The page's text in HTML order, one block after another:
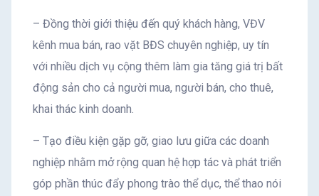
– Đồng thời giới thiệu đến quý khách hàng, VĐV
kênh mua bán, rao vặt BĐS chuyên nghiệp, uy tín
với nhiều dịch vụ cộng thêm làm gia tăng giá trị bất
động sản cho cả người mua, người bán, cho thuê,
khai thác kinh doanh.
– Tạo điều kiện gặp gỡ, giao lưu giữa các doanh
nghiệp nhằm mở rộng quan hệ hợp tác và phát triển
góp phần thúc đẩy phong trào thể dục, thể thao nói